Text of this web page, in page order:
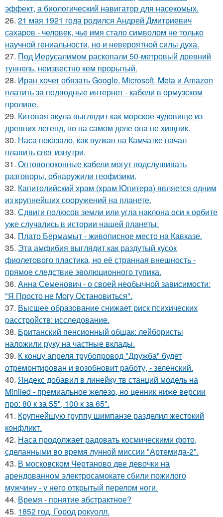
эффект, а биологический навигатор для насекомых.
26. 21 мая 1921 года родился Андрей Дмитриевич
сахаров - человек, чье имя стало символом не только
научной гениальности, но и невероятной силы духа.
27. Под Иерусалимом раскопали 50-метровый древний
туннель, неизвестно кем прорытый.
28. Иран хочет обязать Google, Microsoft, Meta и Amazon
платить за подводные интернет - кабели в ормузском
проливе.
29. Китовая акула выглядит как морское чудовище из
древних легенд, но на самом деле она не хищник.
30. Наса показало, как вулкан на Камчатке начал
плавить снег изнутри.
31. Оптоволоконные кабели могут подслушивать
разговоры, обнаружили геофизики.
32. Капитолийский храм (храм Юпитера) является одним
из крупнейших сооружений на планете.
33. Сдвиги полюсов земли или угла наклона оси к орбите
уже случались в истории нашей планеты.
34. Плато Бермамыт - живописное место на Кавказе.
35. Эта амфибия выглядит как раздутый кусок
фиолетового пластика, но её странная внешность -
прямое следствие эволюционного тупика.
36. Анна Семенович - о своей необычной зависимости:
"Я Просто не Могу Остановиться".
37. Высшее образование снижает риск психических
расстройств: исследование.
38. Британский пенсионный общак: лейбористы
наложили руку на частные вклады.
39. К концу апреля трубопровод "Дружба" будет
отремонтирован и возобновит работу, - зеленский.
40. Яндекс добавил в линейку тв станций модель на
Miniled - премиальное железо, но ценник ниже версии
про: 80 к за 55", 100 к за 65".
41. Крупнейшую группу шимпанзе разделил жестокий
конфликт.
42. Наса продолжает радовать космическими фото,
сделанными во время лунной миссии "Артемида-2".
43. В московском Чертаново две девочки на
арендованном электросамокате сбили пожилого
мужчину - у него открытый перелом ноги.
44. Время - понятие абстрактное?
45. 1852 год. Город рокуолл.